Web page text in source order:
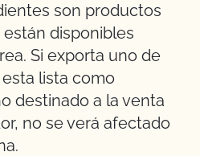
son productos
disponibles
Si exporta uno de
lista como
destinado a la venta
no se verá afectado